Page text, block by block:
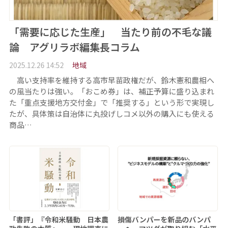
「需要に応じた生産」 当たり前の不毛な議
論 アグリラボ編集長コラム
2025.12.26 14:52 地域
高い支持率を維持する高市早苗政権だが、鈴木憲和農相へ
の風当たりは強い。「おこめ券」は、補正予算に盛り込まれ
た「重点支援地方交付金」で「推奨する」という形で実現し
たが、具体策は自治体に丸投げしコメ以外の購入にも使える
商品…
「書評」『令和米騒動 日本農
損傷バンパーを新品のバンパ